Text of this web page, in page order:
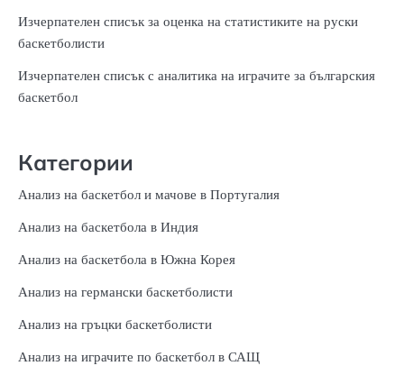
Изчерпателен списък за оценка на статистиките на руски
баскетболисти
Изчерпателен списък с аналитика на играчите за българския
баскетбол
Категории
Анализ на баскетбол и мачове в Португалия
Анализ на баскетбола в Индия
Анализ на баскетбола в Южна Корея
Анализ на германски баскетболисти
Анализ на гръцки баскетболисти
Анализ на играчите по баскетбол в САЩ